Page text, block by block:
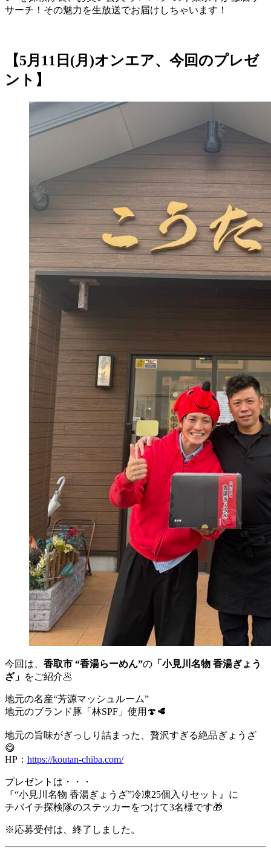
サーチ！その魅力を生放送でお届けしちゃいます！
【5月11日(月)オンエア、今回のプレゼ
ント】
今回は、 香取市 “香湯らーめん”の 「小見川名物 香湯ぎょう
ざ」 をご紹介🥟
地元の名産“芳源マッシュルーム”
地元のブランド豚「林SPF」使用🍄🥩
地元の旨味がぎっしり詰まった、贅沢すぎる絶品ぎょうざ
😋
HP： https://koutan-chiba.com/
プレゼントは・・・
『“小見川名物 香湯ぎょうざ”冷凍25個入りセット』に
チバイチ探検隊のステッカーをつけて3名様です🎁
※応募受付は、終了しました。